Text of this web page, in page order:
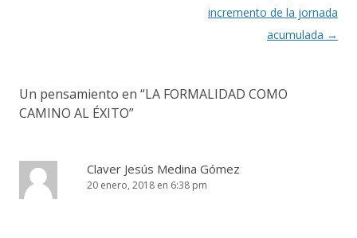
incremento de la jornada
acumulada →
Un pensamiento en “LA FORMALIDAD COMO
CAMINO AL ÉXITO”
Claver Jesús Medina Gómez
20 enero, 2018 en 6:38 pm